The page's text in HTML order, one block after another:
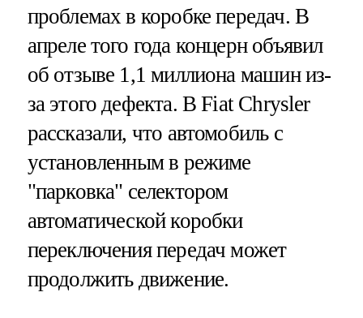
проблемах в коробке передач. В
апреле того года концерн объявил
об отзыве 1,1 миллиона машин из-
за этого дефекта. В Fiat Chrysler
рассказали, что автомобиль с
установленным в режиме
"парковка" селектором
автоматической коробки
переключения передач может
продолжить движение.